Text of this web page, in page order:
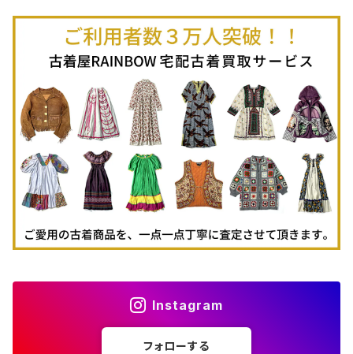
古着長袖ポロシャツ
古着スウェット
古着パーカー
古着タンクトップ
古着羽織り
Instagram
フォローする